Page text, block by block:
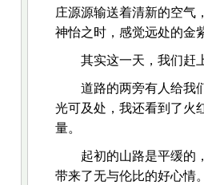
庄源源输送着清新的空气
神怡之时，感觉远处的金
其实这一天，我们赶
道路的两旁有人给我
光可及处，我还看到了火
量。
起初的山路是平缓的
带来了无与伦比的好心情